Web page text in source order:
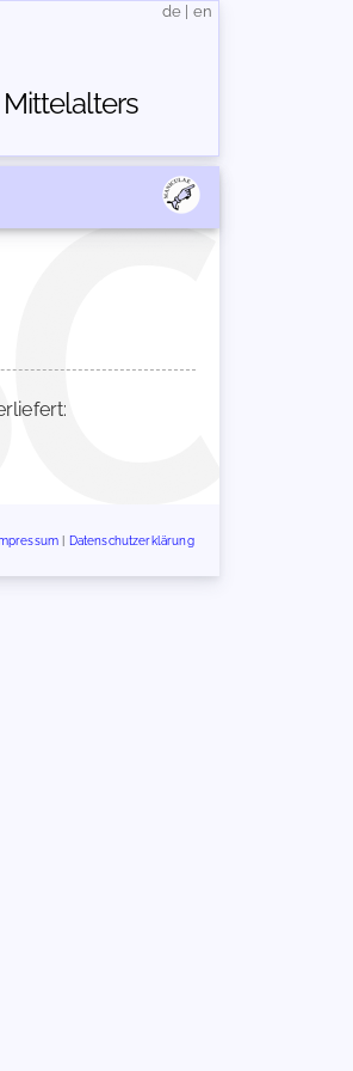
de en
Datenschutzerklärung